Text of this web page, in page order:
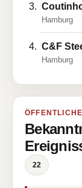
Hamburg
C&F
Hamburg
22